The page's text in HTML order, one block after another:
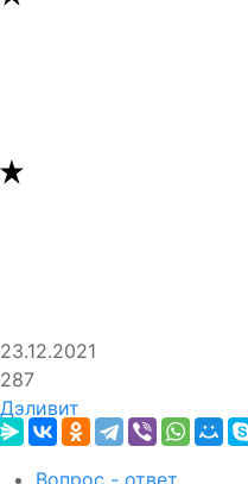
23.12.2021
287
Дэливит